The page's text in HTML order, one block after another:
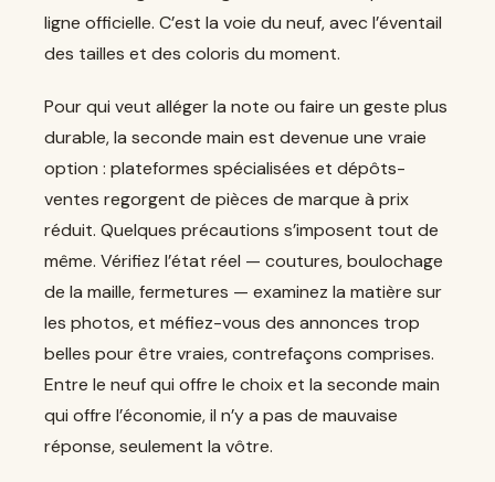
ligne officielle. C’est la voie du neuf, avec l’éventail
des tailles et des coloris du moment.
Pour qui veut alléger la note ou faire un geste plus
durable, la seconde main est devenue une vraie
option : plateformes spécialisées et dépôts-
ventes regorgent de pièces de marque à prix
réduit. Quelques précautions s’imposent tout de
même. Vérifiez l’état réel — coutures, boulochage
de la maille, fermetures — examinez la matière sur
les photos, et méfiez-vous des annonces trop
belles pour être vraies, contrefaçons comprises.
Entre le neuf qui offre le choix et la seconde main
qui offre l’économie, il n’y a pas de mauvaise
réponse, seulement la vôtre.